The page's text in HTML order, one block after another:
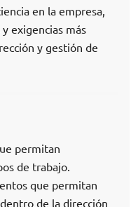
en la empresa,
exigencias más
y gestión de
permitan
de trabajo.
que permitan
de la dirección